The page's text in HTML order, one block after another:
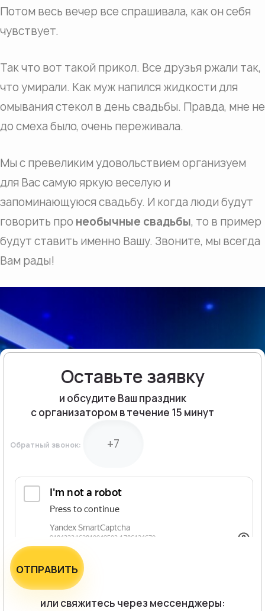
Потом весь вечер все спрашивала, как он себя
чувствует.
Так что вот такой прикол. Все друзья ржали так,
что умирали. Как муж напился жидкости для
омывания стекол в день свадьбы. Правда, мне не
до смеха было, очень переживала.
Мы с превеликим удовольствием организуем
для Вас самую яркую веселую и
запоминающуюся свадьбу. И когда люди будут
говорить про необычные свадьбы, то в пример
будут ставить именно Вашу. Звоните, мы всегда
Вам рады!
Оставьте заявку
и обсудите Ваш праздник
с организатором в течение 15 минут
Обратный звонок:
ОТПРАВИТЬ
или свяжитесь через мессенджеры: